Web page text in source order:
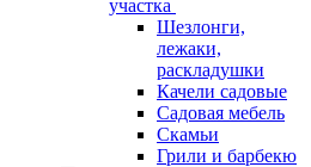
участка
Шезлонги,
лежаки,
раскладушки
Качели садовые
Садовая мебель
Скамьи
Грили и барбекю